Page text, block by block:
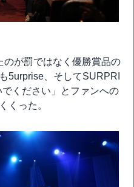
のが罰ではなく優勝賞品の
5urprise、そしてSURPRI
ください」とファンへの
くった。